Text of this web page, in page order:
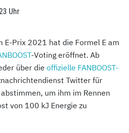
Uhr
E-Prix 2021 hat die Formel E am
-Voting eröffnet. Ab
über die offizielle FANBOOST-
Twitter für
um ihm im Rennen
von 100 kJ Energie zu